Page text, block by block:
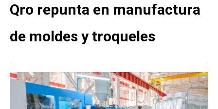
Qro repunta en manufactura
de moldes y troqueles